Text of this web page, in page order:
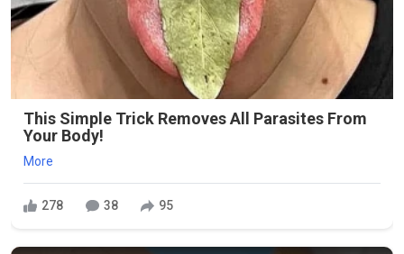
This Simple Trick Removes All Parasites From
Your Body!
More
278 38 95